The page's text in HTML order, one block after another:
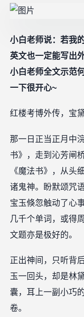
小白老师说：若我
英文也一定能写出
小白老师全文示范
一下很开心~
红楼考博外传，宝
那一日正当正月中
书》，走到沁芳闸
《魔法书》，从头
诸鬼神。盼默颂咒
宝玉倏忽触动了心
几千个单词，或得
文题亦是极好的。
正出神间，只听背
玉一回头，却是林
囊，耳上一副小巧
卷。